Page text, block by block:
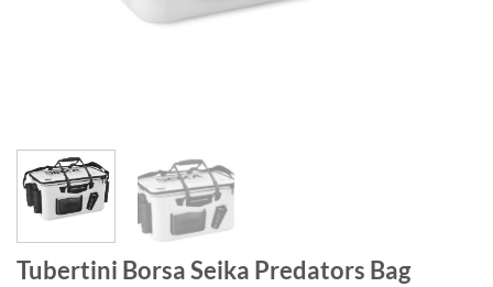
Tubertini Borsa Seika Predators Bag